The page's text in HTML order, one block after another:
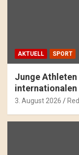
AKTUELL SPORT
Junge Athleten
3. August 2026